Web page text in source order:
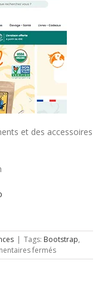
et des accessoires
| Tags: Bootstrap,
ferméssur
Oiseaux